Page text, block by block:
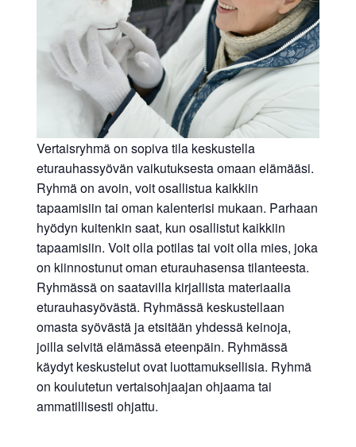
Vertaisryhmä on sopiva tila keskustella
eturauhassyövän vaikutuksesta omaan elämääsi.
Ryhmä on avoin, voit osallistua kaikkiin
tapaamisiin tai oman kalenterisi mukaan. Parhaan
hyödyn kuitenkin saat, kun osallistut kaikkiin
tapaamisiin. Voit olla potilas tai voit olla mies, joka
on kiinnostunut oman eturauhasensa tilanteesta.
Ryhmässä on saatavilla kirjallista materiaalia
eturauhasyövästä. Ryhmässä keskustellaan
omasta syövästä ja etsitään yhdessä keinoja,
joilla selvitä elämässä eteenpäin. Ryhmässä
käydyt keskustelut ovat luottamuksellisia. Ryhmä
on koulutetun vertaisohjaajan ohjaama tai
ammatillisesti ohjattu.